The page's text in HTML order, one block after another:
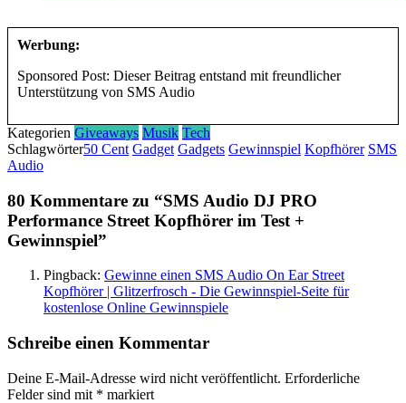
Werbung:
Sponsored Post: Dieser Beitrag entstand mit freundlicher
Unterstützung von SMS Audio
Kategorien Giveaways Musik Tech
Schlagwörter50 Cent Gadget Gadgets Gewinnspiel Kopfhörer SMS
Audio
80 Kommentare zu “SMS Audio DJ PRO
Performance Street Kopfhörer im Test +
Gewinnspiel”
Pingback: Gewinne einen SMS Audio On Ear Street
Kopfhörer | Glitzerfrosch - Die Gewinnspiel-Seite für
kostenlose Online Gewinnspiele
Schreibe einen Kommentar
Deine E-Mail-Adresse wird nicht veröffentlicht. Erforderliche
Felder sind mit * markiert